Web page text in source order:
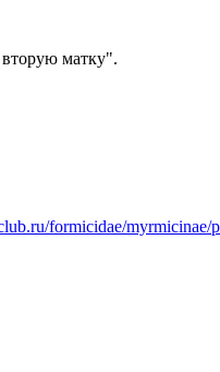
вторую матку".
formicidae/myrmicinae/